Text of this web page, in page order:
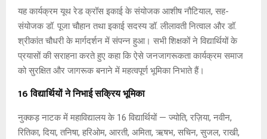
यह कार्यक्रम यूथ रेड क्रॉस इकाई के संयोजक आशीष नौटियाल, सह-
संयोजक डॉ. पूजा चौहान तथा इकाई सदस्य डॉ. लीलावती नित्वाल और डॉ.
श्रीकांत चौधरी के मार्गदर्शन में संपन्न हुआ। सभी शिक्षकों ने विद्यार्थियों के
प्रयासों की सराहना करते हुए कहा कि ऐसे जनजागरूकता कार्यक्रम समाज
को सुरक्षित और जागरूक बनाने में महत्वपूर्ण भूमिका निभाते हैं।
16 विद्यार्थियों ने निभाई सक्रिय भूमिका
नुक्कड़ नाटक में महाविद्यालय के 16 विद्यार्थियों — ज्योति, रज़िया, नवीन,
रितिका, दिया, तनिषा, हरिओम, आरती, अमिता, ऋषभ, सचिन, सुजल, राखी,